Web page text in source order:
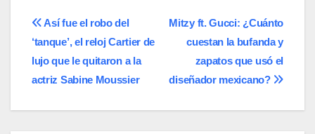
Navegación
de
entradas
Mitzy ft. Gucci: ¿Cuánto
cuestan la bufanda y
zapatos que usó el
diseñador mexicano?
Así fue el robo del
‘tanque’, el reloj Cartier de
lujo que le quitaron a la
actriz Sabine Moussier